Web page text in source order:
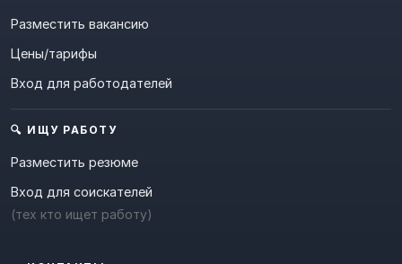
Разместить вакансию
Цены/тарифы
Вход для работодателей
🔍 ИЩУ РАБОТУ
Разместить резюме
Вход для соискателей
(тех кто ищет работу)